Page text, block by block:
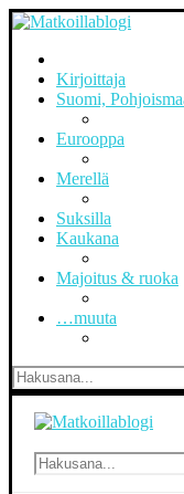
Kirjoittaja
Suomi,
Eurooppa
Merellä
Suksilla
Kaukana
Majoitus & ruoka
…muuta